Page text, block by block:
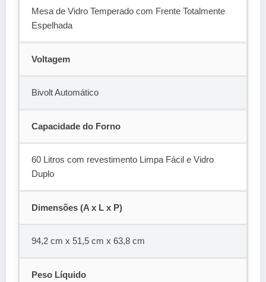
Mesa de Vidro Temperado com Frente Totalmente
Espelhada
Voltagem
Bivolt Automático
Capacidade do Forno
60 Litros com revestimento Limpa Fácil e Vidro
Duplo
Dimensões (A x L x P)
94,2 cm x 51,5 cm x 63,8 cm
Peso Líquido